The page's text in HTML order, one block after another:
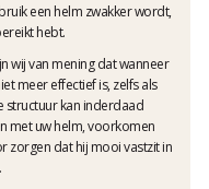
een helm zwakker wordt,
hebt.
wij van mening dat wanneer
meer effectief is, zelfs als
structuur kan inderdaad
met uw helm, voorkomen
zorgen dat hij mooi vastzit in